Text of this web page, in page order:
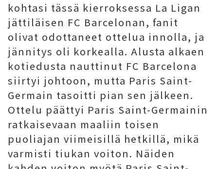
kohtasi tässä kierroksessa La Ligan
jättiläisen FC Barcelonan, fanit
olivat odottaneet ottelua innolla, ja
jännitys oli korkealla. Alusta alkaen
kotiedusta nauttinut FC Barcelona
siirtyi johtoon, mutta Paris Saint-
Germain tasoitti pian sen jälkeen.
Ottelu päättyi Paris Saint-Germainin
ratkaisevaan maaliin toisen
puoliajan viimeisillä hetkillä, mikä
varmisti tiukan voiton. Näiden